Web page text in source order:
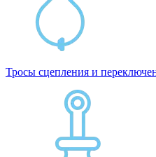
Тросы сцепления и